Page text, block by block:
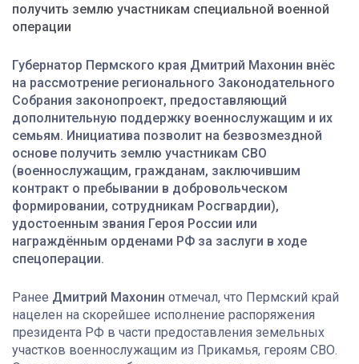
получить землю участникам специальной военной
операции
Губернатор Пермского края Дмитрий Махонин внёс
на рассмотрение регионального Законодательного
Собрания законопроект, предоставляющий
дополнительную поддержку военнослужащим и их
семьям. Инициатива позволит на безвозмездной
основе получить землю участникам СВО
(военнослужащим, гражданам, заключившим
контракт о пребывании в добровольческом
формировании, сотрудникам Росгвардии),
удостоенным звания Героя России или
награждённым орденами РФ за заслуги в ходе
спецоперации.
Ранее Дмитрий Махонин отмечал, что Пермский край
нацелен на скорейшее исполнение распоряжения
президента РФ в части предоставления земельных
участков военнослужащим из Прикамья, героям СВО.